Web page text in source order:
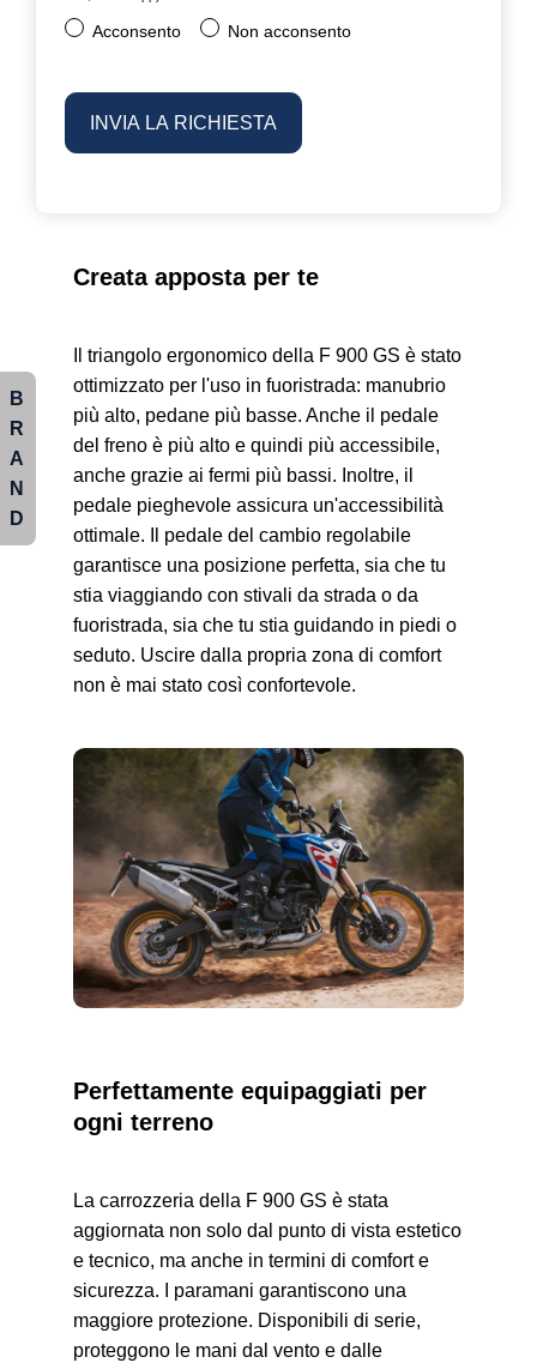
Acconsento Non acconsento
Creata apposta per te
Il triangolo ergonomico della F 900 GS è stato
ottimizzato per l'uso in fuoristrada: manubrio
più alto, pedane più basse. Anche il pedale
del freno è più alto e quindi più accessibile,
anche grazie ai fermi più bassi. Inoltre, il
pedale pieghevole assicura un'accessibilità
ottimale. Il pedale del cambio regolabile
garantisce una posizione perfetta, sia che tu
stia viaggiando con stivali da strada o da
fuoristrada, sia che tu stia guidando in piedi o
seduto. Uscire dalla propria zona di comfort
non è mai stato così confortevole.
Perfettamente equipaggiati per
ogni terreno
La carrozzeria della F 900 GS è stata
aggiornata non solo dal punto di vista estetico
e tecnico, ma anche in termini di comfort e
sicurezza. I paramani garantiscono una
maggiore protezione. Disponibili di serie,
proteggono le mani dal vento e dalle
B
R
A
N
D